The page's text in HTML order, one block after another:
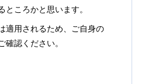
ころかと思います。
適用されるため、ご自身の
確認ください。